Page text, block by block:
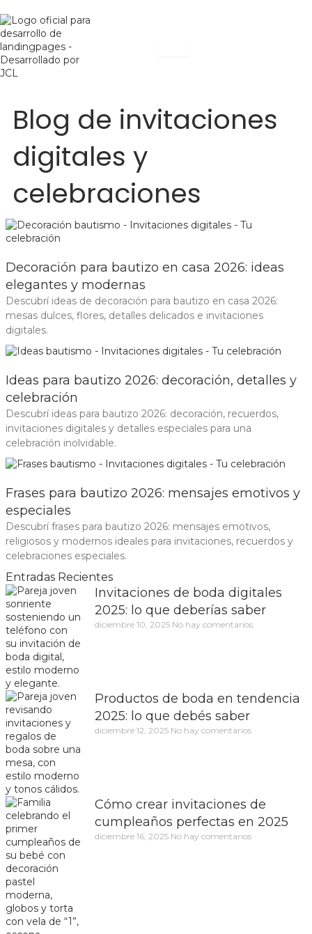
al
contenido
Blog de invitaciones
digitales y
celebraciones
Decoración para bautizo en casa 2026: ideas
elegantes y modernas
Descubrí ideas de decoración para bautizo en casa 2026:
mesas dulces, flores, detalles delicados e invitaciones
digitales.
Ideas para bautizo 2026: decoración, detalles y
celebración
Descubrí ideas para bautizo 2026: decoración, recuerdos,
invitaciones digitales y detalles especiales para una
celebración inolvidable.
Frases para bautizo 2026: mensajes emotivos y
especiales
Descubrí frases para bautizo 2026: mensajes emotivos,
religiosos y modernos ideales para invitaciones, recuerdos y
celebraciones especiales.
Entradas Recientes
Invitaciones de boda digitales
2025: lo que deberías saber
diciembre 10, 2025 No hay comentarios
Productos de boda en tendencia
2025: lo que debés saber
diciembre 12, 2025 No hay comentarios
Cómo crear invitaciones de
cumpleaños perfectas en 2025
diciembre 16, 2025 No hay comentarios